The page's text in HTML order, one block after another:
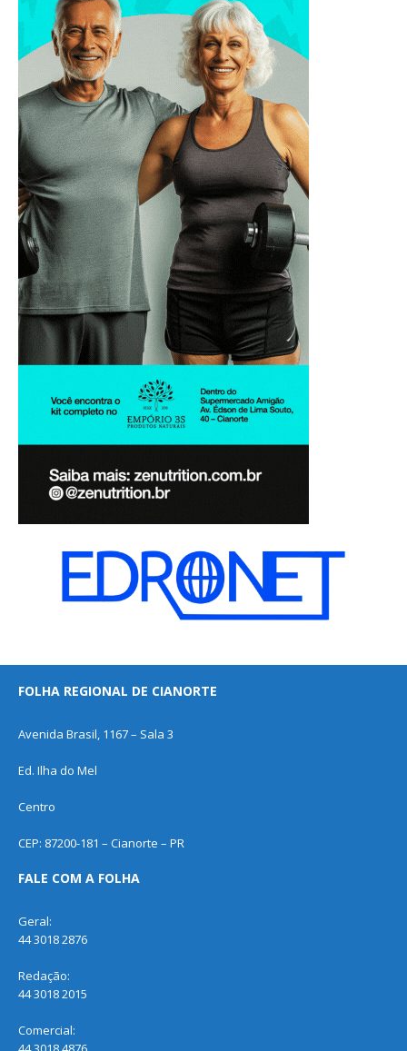
FOLHA REGIONAL DE CIANORTE
Avenida Brasil, 1167 – Sala 3
Ed. Ilha do Mel
Centro
CEP: 87200-181 – Cianorte – PR
FALE COM A FOLHA
Geral:
44 3018 2876
Redação:
44 3018 2015
Comercial: